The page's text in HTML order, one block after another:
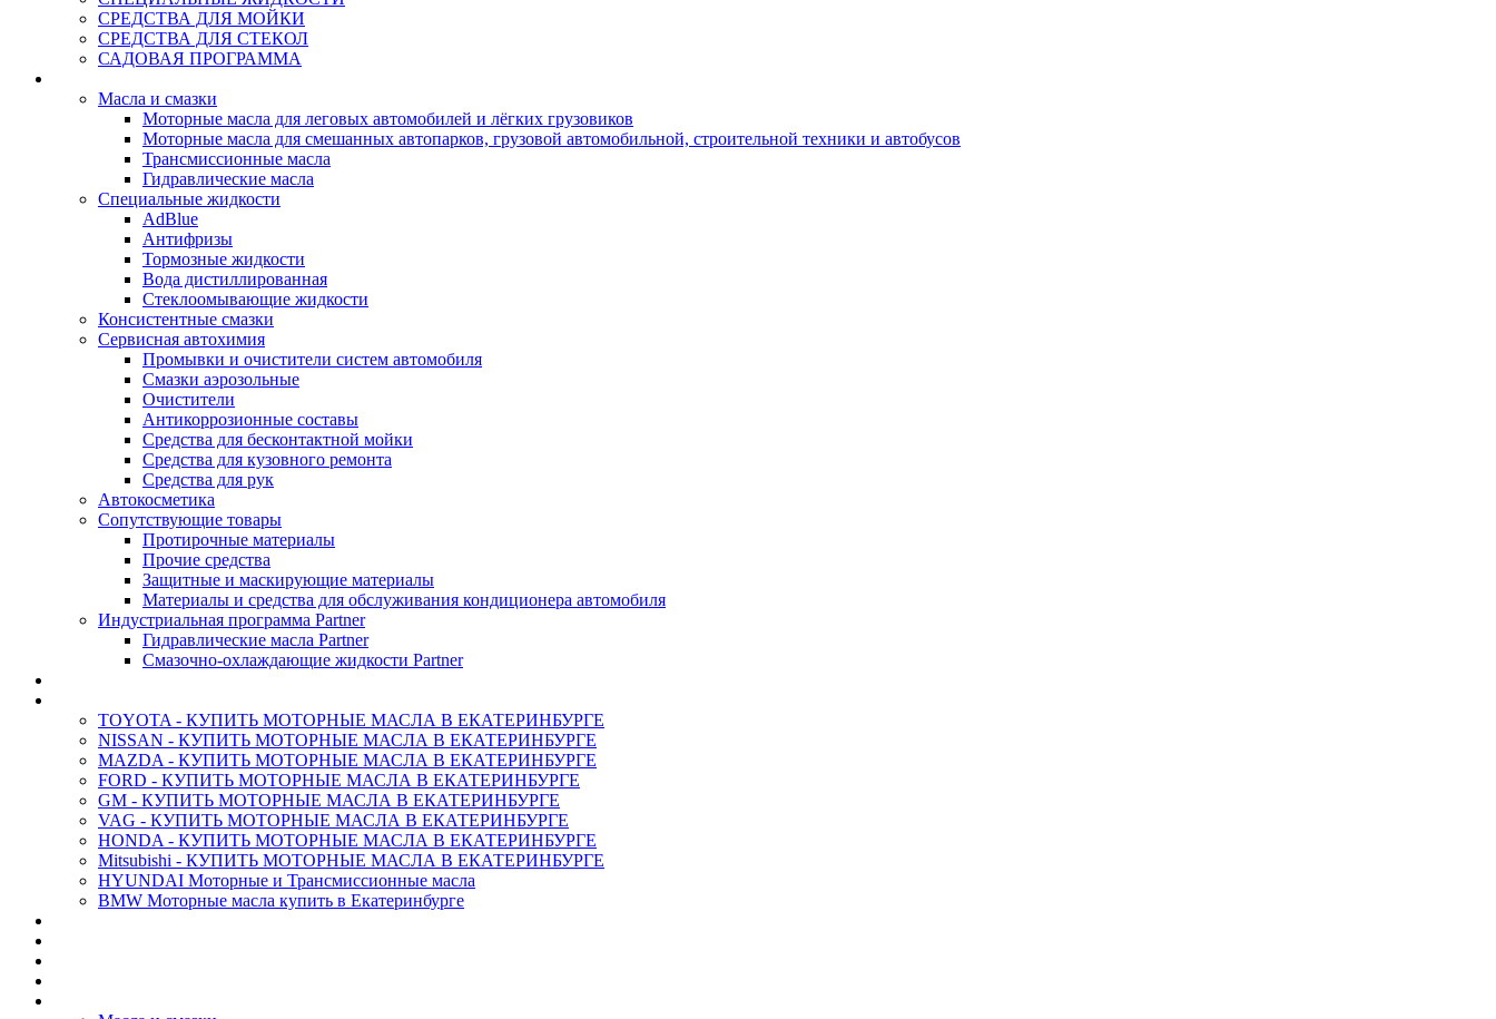
СРЕДСТВА ДЛЯ МОЙКИ
СРЕДСТВА ДЛЯ СТЕКОЛ
САДОВАЯ ПРОГРАММА
Масла и смазки
Моторные масла для леговых автомобилей и лёгких грузовиков
Моторные масла для смешанных автопарков, грузовой автомобильной, строительной техники и автобусов
Трансмиссионные масла
Гидравлические масла
Специальные жидкости
AdBlue
Антифризы
Тормозные жидкости
Вода дистиллированная
Стеклоомывающие жидкости
Консистентные смазки
Сервисная автохимия
Промывки и очистители систем автомобиля
Смазки аэрозольные
Очистители
Антикоррозионные составы
Средства для бесконтактной мойки
Средства для кузовного ремонта
Средства для рук
Автокосметика
Сопутствующие товары
Протирочные материалы
Прочие средства
Защитные и маскирующие материалы
Материалы и средства для обслуживания кондиционера автомобиля
Индустриальная программа Partner
Гидравлические масла Partner
Смазочно-охлаждающие жидкости Partner
TOYOTA - КУПИТЬ МОТОРНЫЕ МАСЛА В ЕКАТЕРИНБУРГЕ
NISSAN - КУПИТЬ МОТОРНЫЕ МАСЛА В ЕКАТЕРИНБУРГЕ
MAZDA - КУПИТЬ МОТОРНЫЕ МАСЛА В ЕКАТЕРИНБУРГЕ
FORD - КУПИТЬ МОТОРНЫЕ МАСЛА В ЕКАТЕРИНБУРГЕ
GM - КУПИТЬ МОТОРНЫЕ МАСЛА В ЕКАТЕРИНБУРГЕ
VAG - КУПИТЬ МОТОРНЫЕ МАСЛА В ЕКАТЕРИНБУРГЕ
HONDA - КУПИТЬ МОТОРНЫЕ МАСЛА В ЕКАТЕРИНБУРГЕ
Mitsubishi - КУПИТЬ МОТОРНЫЕ МАСЛА В ЕКАТЕРИНБУРГЕ
HYUNDAI Моторные и Трансмиссионные масла
BMW Моторные масла купить в Екатеринбурге